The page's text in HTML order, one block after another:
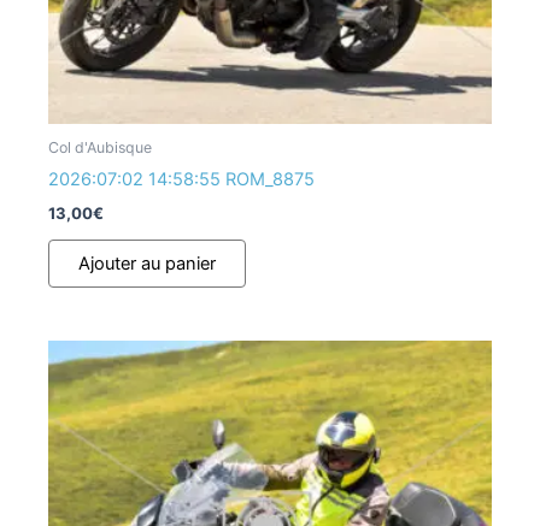
Col d'Aubisque
2026:07:02 14:58:55 ROM_8875
13,00€
Ajouter au panier